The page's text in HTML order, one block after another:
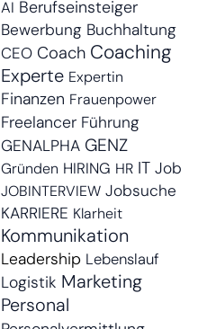
AI Berufseinsteiger
Bewerbung Buchhaltung
CEO Coach Coaching
Experte Expertin
Finanzen Frauenpower
Freelancer Führung
GENALPHA GENZ
Gründen HIRING HR IT Job
JOBINTERVIEW Jobsuche
KARRIERE Klarheit
Kommunikation
Leadership Lebenslauf
Logistik Marketing
Personal